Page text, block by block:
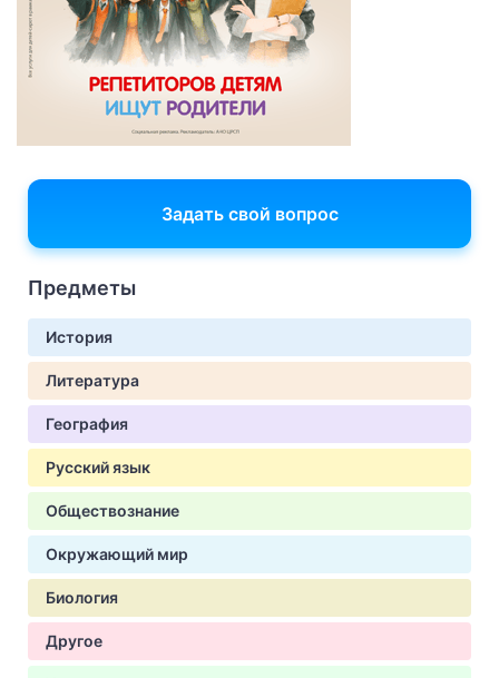
Задать свой вопрос
Предметы
История
Литература
География
Русский язык
Обществознание
Окружающий мир
Биология
Другое